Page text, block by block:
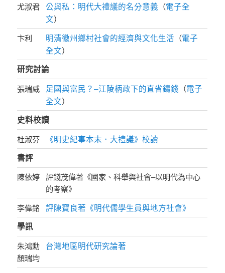
尤淑君 公與私：明代大禮議的名分意義 （電子全
文）
卞利
明清徽州鄉村社會的經濟與文化生活 （電子
全文）
研究討論
張瑞威 足國與富民？–江陵柄政下的直省鑄錢 （電子
全文）
史料校讀
杜淑芬
《明史紀事本末．大禮議》校讀
書評
陳依婷 評錢茂偉著《國家、科舉與社會–以明代為中心
的考察》
李偉銘
評陳寶良著《明代儒學生員與地方社會》
學訊
朱鴻勳
顏瑞均
台灣地區明代研究論著